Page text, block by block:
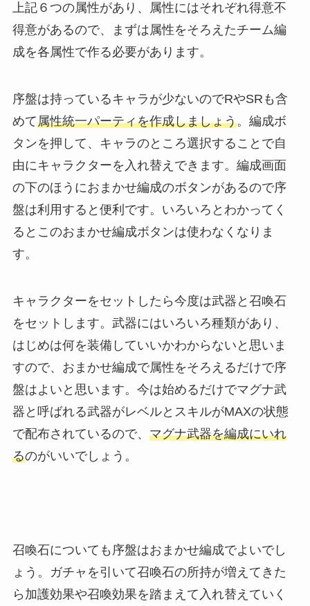
上記６つの属性があり、属性にはそれぞれ得意不
得意があるので、まずは属性をそろえたチーム編
成を各属性で作る必要があります。
序盤は持っているキャラが少ないのでRやSRも含
めて属性統一パーティを作成しましょう。編成ボ
タンを押して、キャラのところ選択することで自
由にキャラクターを入れ替えできます。編成画面
の下のほうにおまかせ編成のボタンがあるので序
盤は利用すると便利です。いろいろとわかってく
るとこのおまかせ編成ボタンは使わなくなりま
す。
キャラクターをセットしたら今度は武器と召喚石
をセットします。武器にはいろいろ種類があり、
はじめは何を装備していいかわからないと思いま
すので、おまかせ編成で属性をそろえるだけで序
盤はよいと思います。今は始めるだけでマグナ武
器と呼ばれる武器がレベルとスキルがMAXの状態
で配布されているので、 マグナ武器を編成にいれ
るのがいいでしょう。
召喚石についても序盤はおまかせ編成でよいでし
ょう。ガチャを引いて召喚石の所持が増えてきた
ら加護効果や召喚効果を踏まえて入れ替えていく